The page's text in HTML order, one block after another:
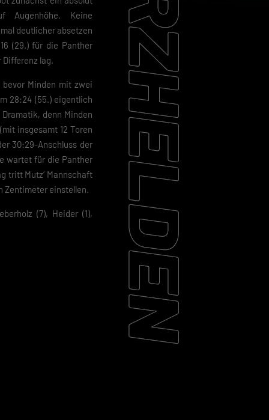
Augenhöhe. Keine
deutlicher absetzen
(29.) für die Panther
lag.
Minden mit zwei
28:24 (55.) eigentlich
denn Minden
insgesamt 12 Toren
30:29-Anschluss der
wartet für die Panther
tritt Mutz‘ Mannschaft
Zentimeter einstellen.
(7), Heider (1),